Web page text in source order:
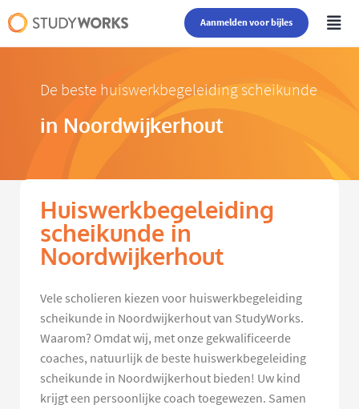
Aanmelden voor bijles
De beste huiswerkbegeleiding scheikunde
in Noordwijkerhout
Huiswerkbegeleiding
scheikunde in
Noordwijkerhout
Vele scholieren kiezen voor huiswerkbegeleiding
scheikunde in Noordwijkerhout van StudyWorks.
Waarom? Omdat wij, met onze gekwalificeerde
coaches, natuurlijk de beste huiswerkbegeleiding
scheikunde in Noordwijkerhout bieden! Uw kind
krijgt een persoonlijke coach toegewezen. Samen